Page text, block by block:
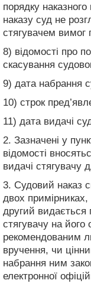
порядку
наказу суд не
стягувачем вимог
8) відомості про
скасування
9) дата набрання
10) строк
11) дата видачі
2. Зазначені у
відомості
видачі стягувачу
3. Судовий наказ
двох
другий видається
стягувачу на його
рекомендованим
вручення, чи
набрання ним
електронної